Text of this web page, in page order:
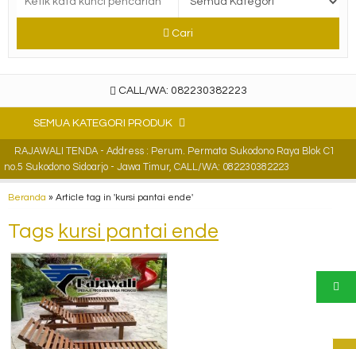
Cari
CALL/WA: 082230382223
SEMUA KATEGORI PRODUK
RAJAWALI TENDA - Address : Perum. Permata Sukodono Raya Blok C1
no.5 Sukodono Sidoarjo - Jawa Timur, CALL/WA: 082230382223
Beranda » Article tag in 'kursi pantai ende'
Tags kursi pantai ende